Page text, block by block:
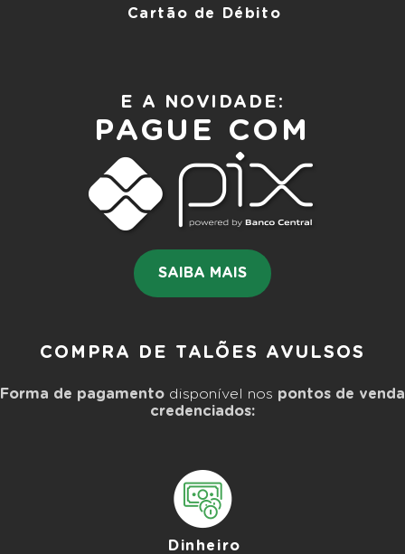
Cartão de Débito
E A NOVIDADE:
PAGUE COM
SAIBA MAIS
COMPRA DE TALÕES AVULSOS
Forma de pagamento disponível nos pontos de venda
credenciados:
Dinheiro